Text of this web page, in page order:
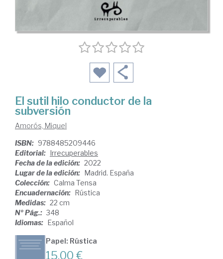
El sutil hilo conductor de la
subversión
Amorós, Miquel
ISBN: 9788485209446
Editorial: Irrecuperables
Fecha de la edición: 2022
Lugar de la edición: Madrid. España
Colección: Calma Tensa
Encuadernación: Rústica
Medidas: 22 cm
Nº Pág.: 348
Idiomas: Español
Papel: Rústica
15,00 €